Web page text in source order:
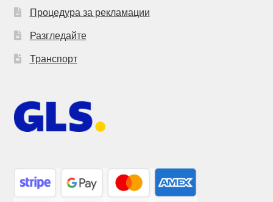
Процедура за рекламации
Разгледайте
Транспорт